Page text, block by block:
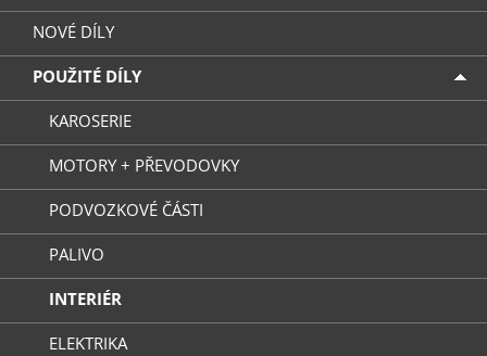
NOVÉ DÍLY
POUŽITÉ DÍLY
KAROSERIE
MOTORY + PŘEVODOVKY
PODVOZKOVÉ ČÁSTI
PALIVO
INTERIÉR
ELEKTRIKA